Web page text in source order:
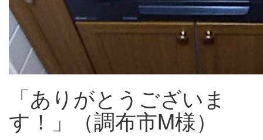
「ありがとうございま
す！」（調布市M様）